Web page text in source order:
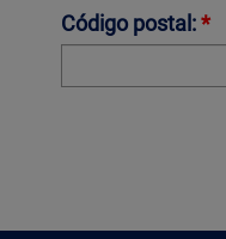
Código postal:*